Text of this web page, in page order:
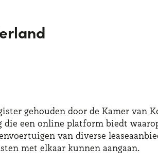
gehouden door de Kamer van
die een online platform biedt
van diverse
met elkaar kunnen aangaan.